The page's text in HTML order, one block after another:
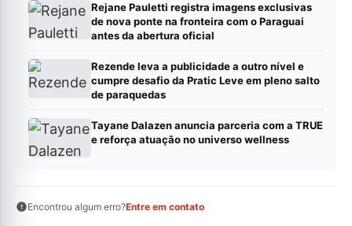
Rejane Pauletti registra imagens exclusivas
de nova ponte na fronteira com o Paraguai
antes da abertura oficial
Rezende leva a publicidade a outro nível e
cumpre desafio da Pratic Leve em pleno salto
de paraquedas
Tayane Dalazen anuncia parceria com a TRUE
e reforça atuação no universo wellness
Encontrou algum erro?Entre em contato